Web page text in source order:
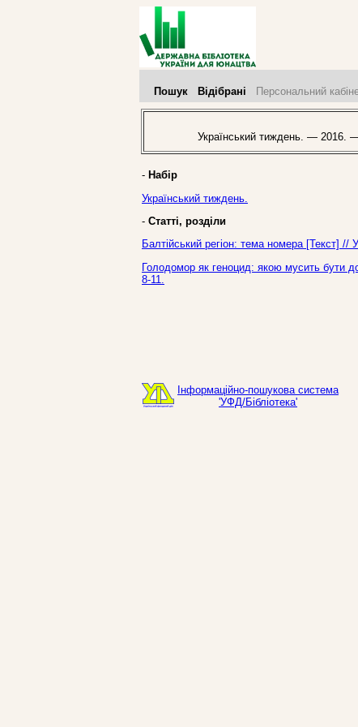
Пошук Відібрані Персональний
Український тиждень. — 2016.
- Набір
Український тиждень.
- Статті, розділи
Балтійський регіон: тема номера
Голодомор як геноцид: якою мусить бути
8-11.
Інформаційно-пошукова система
'УФД/Бібліотека'